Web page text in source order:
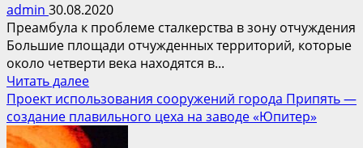
admin 30.08.2020
Преамбула к проблеме сталкерства в зону отчуждения
Большие площади отчужденных территорий, которые
около четверти века находятся в...
Читать далееПрочитать
больше
о
Сталкер
Проект использования сооружений города Припять —
создание плавильного цеха на заводе «Юпитер»